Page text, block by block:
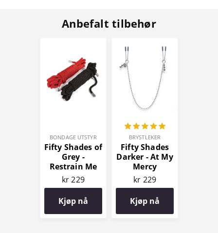
Anbefalt tilbehør
BONDAGE UTSTYR
Fifty Shades of
Grey -
Restrain Me
Bondagetau (2
stk)
kr 229
Kjøp nå
BRYSTLEKER
Fifty Shades
Darker - At My
Mercy
Brystklemmer
kr 229
Kjøp nå